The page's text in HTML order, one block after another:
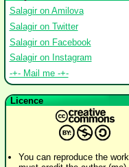
Salagir on Amilova
Salagir on Twitter
Salagir on Facebook
Salagir on Instagram
-+- Mail me -+-
Licence
You can reproduce the